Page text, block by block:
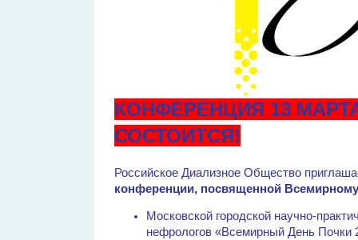
КОНФЕРЕНЦИЯ 13
СОСТОИТСЯ!
Российское Диализное Общество
конференции, посвященной
Московской городской научно-
нефрологов «Всемирный День Почки